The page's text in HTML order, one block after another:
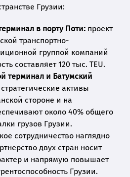
Грузии:
в порту Поти: проект
транспортно-
группой компаний
составляет 120 тыс. TEU.
терминал и Батумский
активы
стороне и на
около 40% общего
грузов Грузии.
сотрудничество наглядно
двух стран носит
и напрямую повышает
Грузии.